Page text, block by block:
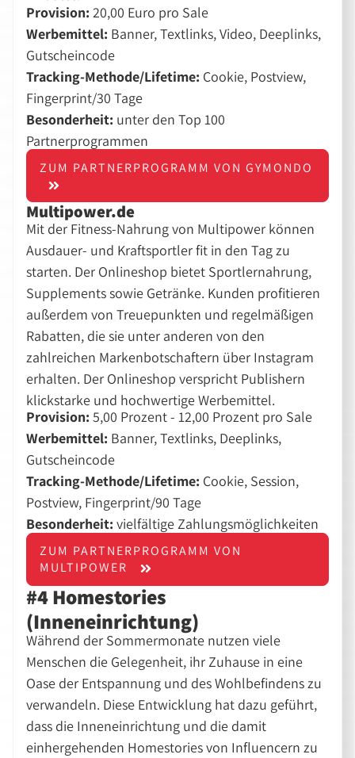
Provision: 20,00 Euro pro Sale
Werbemittel: Banner, Textlinks, Video, Deeplinks,
Gutscheincode
Tracking-Methode/Lifetime: Cookie, Postview,
Fingerprint/30 Tage
Besonderheit: unter den Top 100
Partnerprogrammen
ZUM PARTNERPROGRAMM VON GYMONDO
Multipower.de
Mit der Fitness-Nahrung von Multipower können
Ausdauer- und Kraftsportler fit in den Tag zu
starten. Der Onlineshop bietet Sportlernahrung,
Supplements sowie Getränke. Kunden profitieren
außerdem von Treuepunkten und regelmäßigen
Rabatten, die sie unter anderen von den
zahlreichen Markenbotschaftern über Instagram
erhalten. Der Onlineshop verspricht Publishern
klickstarke und hochwertige Werbemittel.
Provision: 5,00 Prozent - 12,00 Prozent pro Sale
Werbemittel: Banner, Textlinks, Deeplinks,
Gutscheincode
Tracking-Methode/Lifetime: Cookie, Session,
Postview, Fingerprint/90 Tage
Besonderheit: vielfältige Zahlungsmöglichkeiten
ZUM PARTNERPROGRAMM VON
MULTIPOWER
#4 Homestories
(Inneneinrichtung)
Während der Sommermonate nutzen viele
Menschen die Gelegenheit, ihr Zuhause in eine
Oase der Entspannung und des Wohlbefindens zu
verwandeln. Diese Entwicklung hat dazu geführt,
dass die Inneneinrichtung und die damit
einhergehenden Homestories von Influencern zu